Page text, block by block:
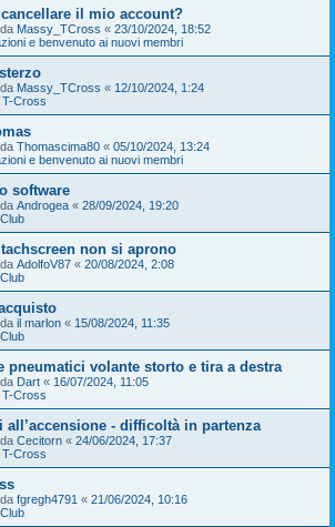
il mio account?
Massy_TCross « 23/10/2024, 18:52
e benvenuto ai nuovi membri
Massy_TCross « 12/10/2024, 1:24
T-Cross
Thomascima80 « 05/10/2024, 13:24
e benvenuto ai nuovi membri
software
Androgea « 28/09/2024, 19:20
non si aprono
AdolfoV87 « 20/08/2024, 2:08
il marlon « 15/08/2024, 11:35
pneumatici volante storto e tira a destra
Dart « 16/07/2024, 11:05
T-Cross
all’accensione - difficoltà in partenza
Cecitorn « 24/06/2024, 17:37
T-Cross
fgregh4791 « 21/06/2024, 10:16